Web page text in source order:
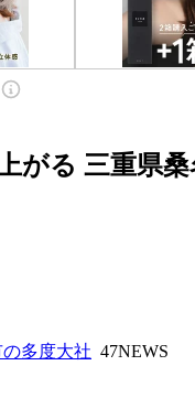
がる 三重県
多度大社 47NEWS